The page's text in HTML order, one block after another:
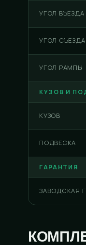
УГОЛ ВЪЕЗДА
УГОЛ СЪЕЗДА
УГОЛ РАМПЫ
КУЗОВ И
КУЗОВ
ПОДВЕСКА
ГАРАНТИЯ
ЗАВОДСКАЯ